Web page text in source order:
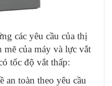
các yêu cầu của thị
của máy và lực vắt
tốc độ vắt thấp:
an toàn theo yêu cầu